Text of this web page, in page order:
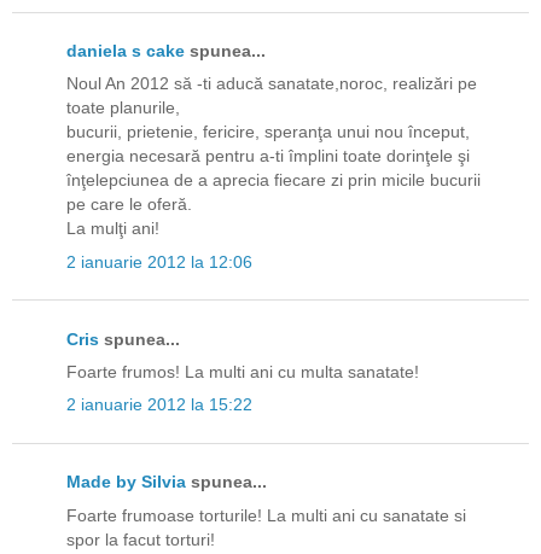
daniela s cake spunea...
Noul An 2012 să -ti aducă sanatate,noroc, realizări pe
toate planurile,
bucurii, prietenie, fericire, speranţa unui nou început,
energia necesară pentru a-ti împlini toate dorinţele şi
înţelepciunea de a aprecia fiecare zi prin micile bucurii
pe care le oferă.
La mulţi ani!
2 ianuarie 2012 la 12:06
Cris spunea...
Foarte frumos! La multi ani cu multa sanatate!
2 ianuarie 2012 la 15:22
Made by Silvia spunea...
Foarte frumoase torturile! La multi ani cu sanatate si
spor la facut torturi!